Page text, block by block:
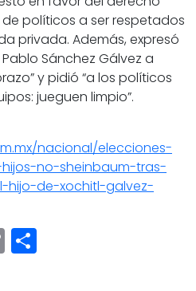
políticos a ser respetados
privada. Además, expresó
Sánchez Gálvez a
y pidió “a los políticos
jueguen limpio”.
nacional/elecciones-
no-sheinbaum-tras-
hijo-de-xochitl-galvez-
Copy